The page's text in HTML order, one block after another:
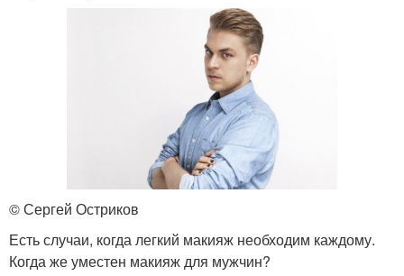
© Сергей Остриков
Есть случаи, когда легкий макияж необходим каждому.
Когда же уместен макияж для мужчин?